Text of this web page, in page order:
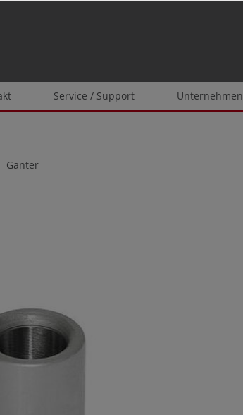
Service / Support Unternehmen
Ganter